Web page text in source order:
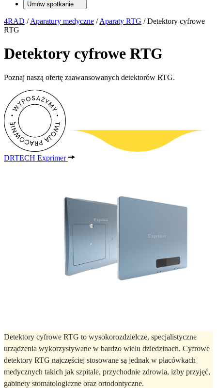
Umów spotkanie
4RAD /Aparatury medyczne /Aparaty RTG /Detektory cyfrowe
RTG
Detektory cyfrowe RTG
Poznaj naszą ofertę zaawansowanych detektorów RTG.
DRTECH Exprimer
Detektory cyfrowe RTG to wysokorozdzielcze, specjalistyczne
urządzenia wykorzystywane w bardzo wielu dziedzinach. Cyfrowe
detektory RTG najczęściej stosowane są jednak w placówkach
medycznych takich jak szpitale, przychodnie zdrowia, izby przyjęć,
gabinety stomatologiczne oraz ortodontyczne.